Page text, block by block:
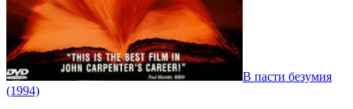
В пасти безумия
(1994)